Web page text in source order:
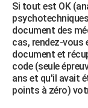
COPAINS D'AVANT
S'inscrire
Se connecter
Lycées
Collèges
Primaires
Universités
Entreprises
Service militaire
Avis de recherche
AVIS DE DÉCÈS
FORUM
Bricolage
Lifestyle
Culture
Sport
Auto
Television
Voyage
Cinema
Si tout est OK
document des
cas, rendez-vous
document et
code (seule
ans et qu'il avait
points à zéro)